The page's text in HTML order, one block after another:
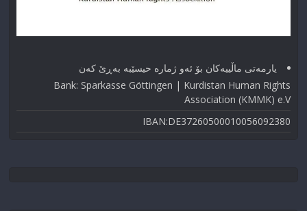
یارمەتی ماڵییەکان بۆ ئەو ژماره حیسێبە بەڕێ کەن
Bank: Sparkasse Göttingen | Kurdistan Human Rights
Association (KMMK) e.V
IBAN:DE37260500010056092380